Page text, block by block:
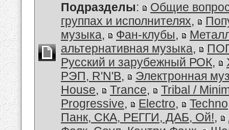
Подразделы:
Общие
группах и исполнителях,
музыка, Фан-клубы,
альтернативная музыка,
Русский и зарубежный РОК,
РЭП, R'N'B,
Электронная
House, Trance,
Tribal /
Progressive, Electro, Techno
Панк, СКА, РЕГГИ, ДАБ, Ой!,